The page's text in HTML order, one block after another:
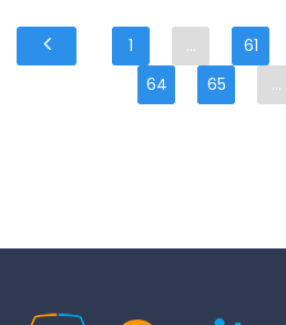
1 ... 61
64
65 ...